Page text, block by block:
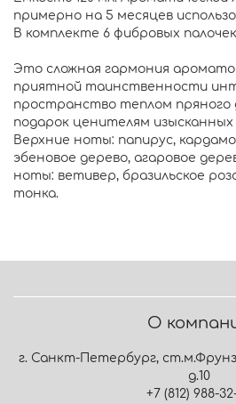
примерно на 5 месяцев
В комплекте 6 фибровых
Это сложная гармония
приятной таинственности
пространство теплом пряного
подарок ценителям изысканных
Верхние ноты: папирус,
эбеновое дерево, агаровое
ноты: ветивер, бразильское
тонка.
О
г. Санкт-Петербург,
д.10
+7 (812) 988-